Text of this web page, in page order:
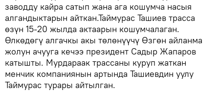
заводду кайра сатып жана ага кошумча насыя
алгандыктарын айткан.Таймурас Ташиев трасса
өзүн 15-20 жылда актаарын кошумчалаган.
Өлкөдөгү алгачкы акы төлөнүүчү Өзгөн айланма
жолун ачууга кечээ президент Садыр Жапаров
катышты. Мурдараак трассаны куруп жаткан
менчик компаниянын артында Ташиевдин уулу
Таймурас турары айтылган.